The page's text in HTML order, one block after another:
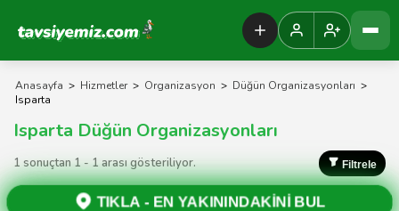
Tavsiyemiz Anasayfa
Anasayfa > Hizmetler > Organizasyon > Düğün Organizasyonları >
Isparta
Isparta Düğün Organizasyonları
1 sonuçtan 1 - 1 arası gösteriliyor. Filtrele
TIKLA - EN YAKININDAKİNİ BUL